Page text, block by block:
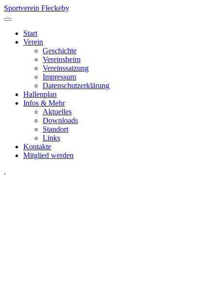
Sportverein Fleckeby
Start
Verein
Geschichte
Vereinsheim
Vereinssatzung
Impressum
Datenschutzerklärung
Hallenplan
Infos & Mehr
Aktuelles
Downloads
Standort
Links
Kontakte
Mitglied werden
.